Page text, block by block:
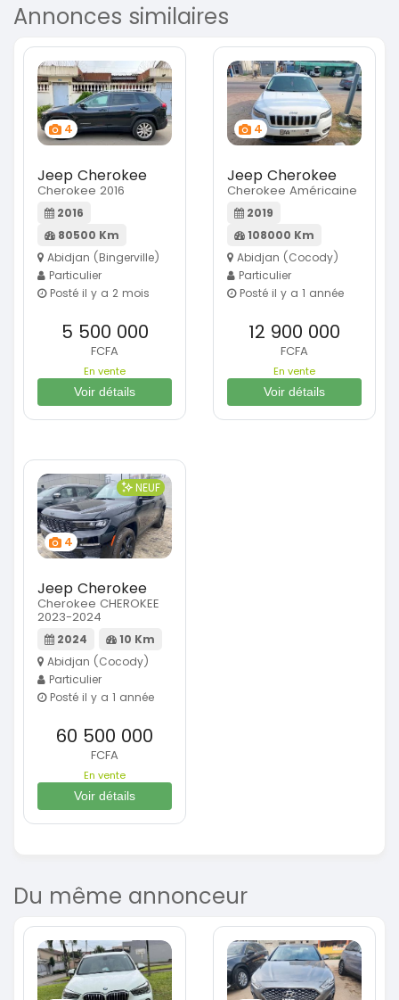
Annonces similaires
4
Jeep Cherokee
Cherokee 2016
2016
80500 Km
Abidjan (Bingerville)
Particulier
Posté il y a 2 mois
5 500 000
FCFA
En vente
Voir détails
4
Jeep Cherokee
Cherokee Américaine
2019
108000 Km
Abidjan (Cocody)
Particulier
Posté il y a 1 année
12 900 000
FCFA
En vente
Voir détails
4
NEUF
Jeep Cherokee
Cherokee CHEROKEE
2023-2024
2024
10 Km
Abidjan (Cocody)
Particulier
Posté il y a 1 année
60 500 000
FCFA
En vente
Voir détails
Du même annonceur